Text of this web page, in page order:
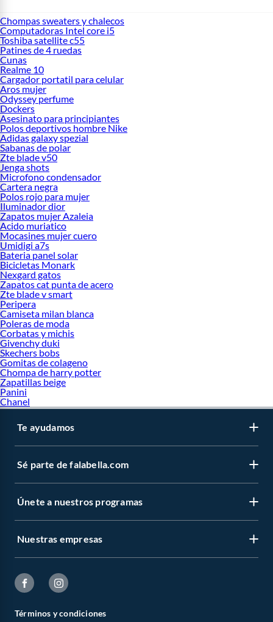
Chompas sweaters y chalecos
Computadoras Intel core i5
Toshiba satellite c55
Patines de 4 ruedas
Cunas
Realme 10
Cargador portatil para celular
Aros mujer
Odyssey perfume
Dockers
Asesinato para principiantes
Polos deportivos hombre Nike
Adidas galaxy spezial
Sabanas de polar
Zte blade v50
Jenga shots
Microfono condensador
Cartera negra
Polos rojo para mujer
Iluminador dior
Zapatos mujer Azaleia
Acido muriatico
Mocasines mujer cuero
Umidigi a7s
Bateria panel solar
Bicicletas Monark
Nexgard gatos
Zapatos cat punta de acero
Zte blade v smart
Peripera
Camiseta milan blanca
Poleras de moda
Corbatas y michis
Givenchy duki
Skechers bobs
Gomitas de colageno
Chompa de harry potter
Zapatillas beige
Panini
Chanel
Te ayudamos
Sé parte de falabella.com
Únete a nuestros programas
Nuestras empresas
Términos y condiciones